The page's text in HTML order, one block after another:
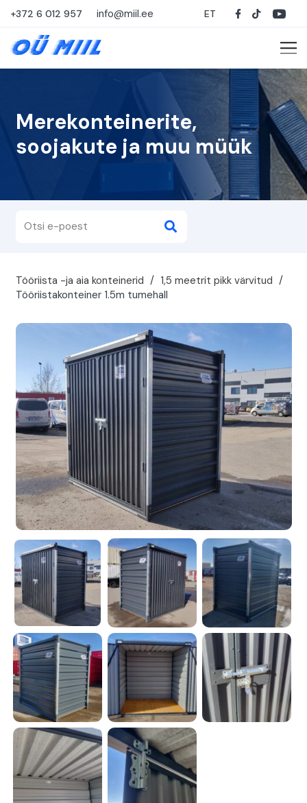
+372 6 012 957 info@miil.ee ET
Merekonteinerite,
soojakute ja muu müük
Tööriista -ja aia konteinerid / 1,5 meetrit pikk värvitud /
Tööriistakonteiner 1.5m tumehall